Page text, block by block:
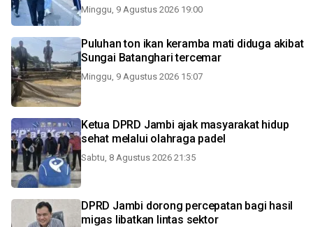
Minggu, 9 Agustus 2026 19:00
Puluhan ton ikan keramba mati diduga akibat
Sungai Batanghari tercemar
Minggu, 9 Agustus 2026 15:07
Ketua DPRD Jambi ajak masyarakat hidup
sehat melalui olahraga padel
Sabtu, 8 Agustus 2026 21:35
DPRD Jambi dorong percepatan bagi hasil
migas libatkan lintas sektor